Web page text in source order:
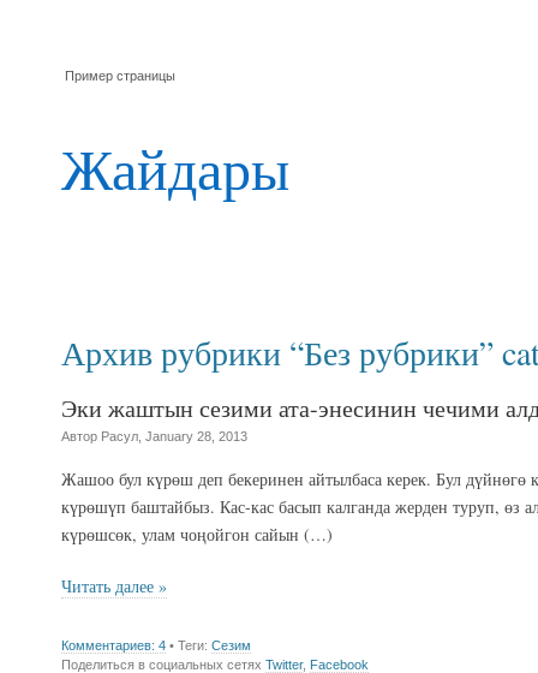
Пример страницы
Жайдары
Архив рубрики “Без рубрики”
Эки жаштын сезими ата-энесинин чечими
Автор Расул, January 28, 2013
Жашоо бул күрөш деп бекеринен айтылбаса керек. Бул дүйнөгө
күрөшүп баштайбыз. Кас-кас басып калганда жерден туруп, өз
күрөшсөк, улам чоңойгон сайын (…)
Читать далее »
Комментариев: 4 • Теги: Сезим
Поделиться в социальных сетях Twitter, Facebook